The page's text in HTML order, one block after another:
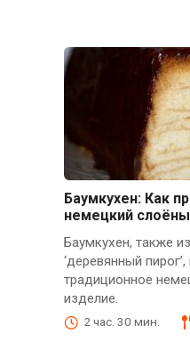
Баумкухен: Как
немецкий
Баумкухен, также
‘деревянный
традиционное
изделие.
2 час. 30 мин.